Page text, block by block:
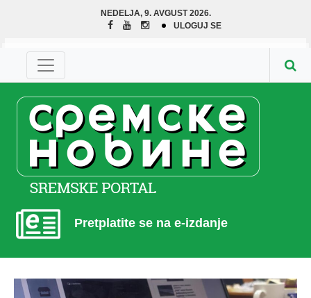
NEDELJA, 9. AVGUST 2026.
ULOGUJ SE
Pretplatite se na e-izdanje